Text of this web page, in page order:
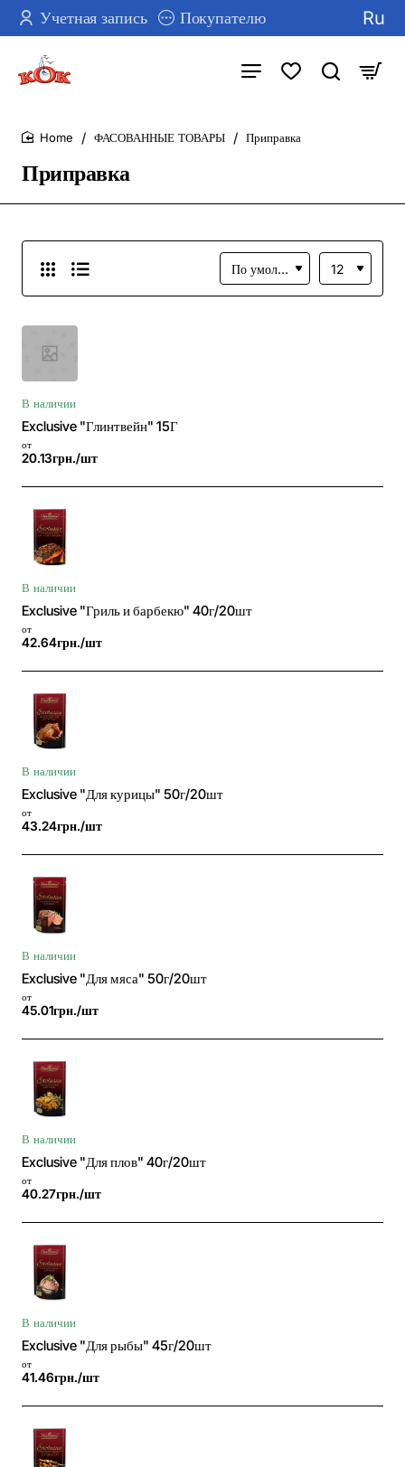
Учетная запись Покупателю Ru
Приправка
ФАСОВАННЫЕ ТОВАРЫ Приправка
В наличии
Exclusive "Глинтвейн" 15Г
от
20.13грн./шт
В наличии
Exclusive "Гриль и барбекю" 40г/20шт
от
42.64грн./шт
В наличии
Exclusive "Для курицы" 50г/20шт
от
43.24грн./шт
В наличии
Exclusive "Для мяса" 50г/20шт
от
45.01грн./шт
В наличии
Exclusive "Для плов" 40г/20шт
от
40.27грн./шт
В наличии
Exclusive "Для рыбы" 45г/20шт
от
41.46грн./шт